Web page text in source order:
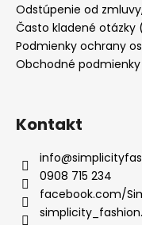
Odstúpenie od
Často kladené otázky
Podmienky ochrany
Obchodné podmienky
Kontakt
info@
0908 715 234
facebook.com/